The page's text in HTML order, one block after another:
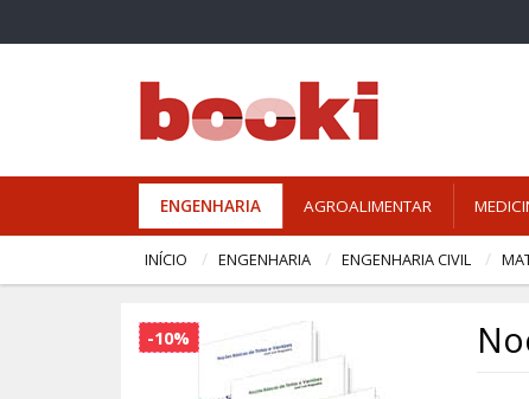
ENGENHARIA AGROALIMENTAR
INÍCIO ENGENHARIA ENGENHARIA CIVIL
-10%